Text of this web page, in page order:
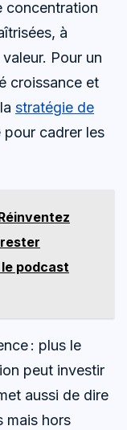
concentration
à
Pour un
croissance et
stratégie de
pour cadrer les
podcast
: plus le
peut investir
aussi de dire
mais hors